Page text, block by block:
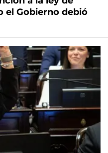
el Gobierno debió